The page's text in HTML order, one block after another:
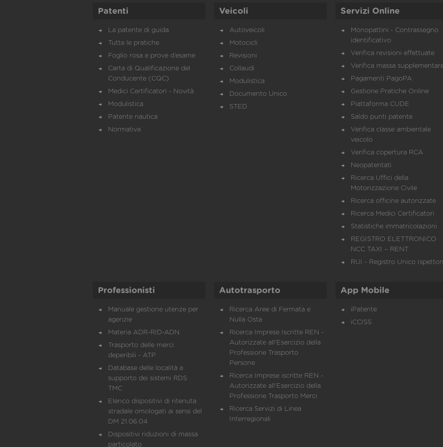
Patenti
La patente di guida
Tutte le pratiche
Foglio rosa e prove d’esame
Carta di Qualificazione del
Conducente (CQC)
Medici Certificatori - Novità
Modulistica
Patente nautica
Normativa
Veicoli
Autoveicoli
Motocicli
Revisioni
Collaudi
Modulistica
Documento Unico
STED
Servizi Online
Monopattini - Contrassegno
identificativo
Verifica revisioni effettuate
Verifica massa
Pagamenti PagoPA
Gestione Pratiche Online
Piattaforma CUDE
Saldo punti patente
Verifica classe ambientale
veicolo
Verifica copertura RCA
Neopatentati
Ricerca Uffici della
Motorizzazione Civile
Ricerca officine autorizzate
Ricerca Medici Certificatori
Statistiche immatricolazioni
REGISTRO ELETTRONICO
NCC TAXI – RENT
RUI - Registro Unico Ispettori
Professionisti
Manuale gestione utenze per
agenzie
Materia ADR-RID-ADN
Trasporto delle merci
deperibili - ATP
Database delle località a
supporto dei sistemi RDS
TMC
Elenco dispositivi di ritenuta
stradale omologati ai sensi del
DM 21.06.04
Dispositivi riduzioni di massa
particolato
Autotrasporto
Ricerca Aree di Fermata e
Nulla Osta
Ricerca Imprese Iscritte REN -
Autorizzate all'Esercizio della
Professione Trasporto
Persone
Ricerca Imprese iscritte REN -
Autorizzate all'Esercizio della
Professione Trasporto Merci
Ricerca Servizi di Linea
Interregionali
App Mobile
iPatente
iCCISS